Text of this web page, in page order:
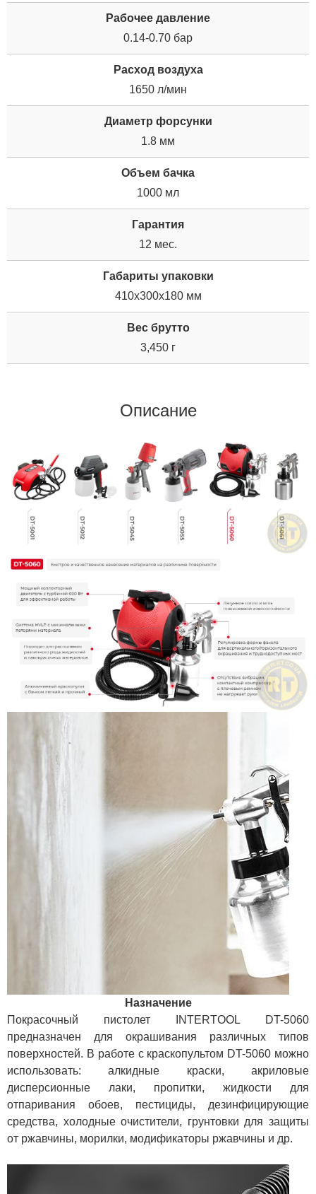
Рабочее давление
0.14-0.70 бар
Расход воздуха
1650 л/мин
Диаметр форсунки
1.8 мм
Объем бачка
1000 мл
Гарантия
12 мес.
Габариты упаковки
410x300x180 мм
Вес брутто
3,450 г
Описание
Назначение
Покрасочный пистолет INTERTOOL DT-5060
предназначен для окрашивания различных типов
поверхностей. В работе с краскопультом DT-5060 можно
использовать: алкидные краски, акриловые
дисперсионные лаки, пропитки, жидкости для
отпаривания обоев, пестициды, дезинфицирующие
средства, холодные очистители, грунтовки для защиты
от ржавчины, морилки, модификаторы ржавчины и др.